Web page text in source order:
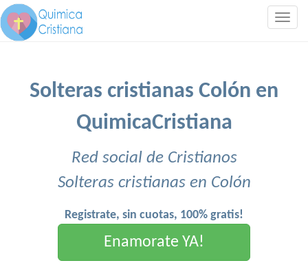
Solteras cristianas Colón en
QuimicaCristiana
Red social de Cristianos
Solteras cristianas en Colón
Registrate, sin cuotas, 100% gratis!
Enamorate YA!